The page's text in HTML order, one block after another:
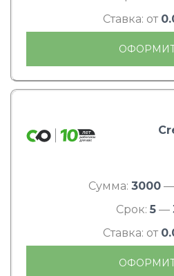
Ставка: от
Сумма: 3000—
Срок: 5—
Ставка: от